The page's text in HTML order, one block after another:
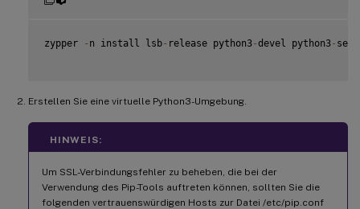
zypper - n install lsb- release python3-devel python3-
Erstellen Sie eine virtuelle Python3-Umgebung.
HINWEIS:
Um SSL-Verbindungsfehler zu beheben, die bei der
Verwendung des Pip-Tools auftreten können, sollten Sie die
folgenden vertrauenswürdigen Hosts zur Datei /etc/pip.conf